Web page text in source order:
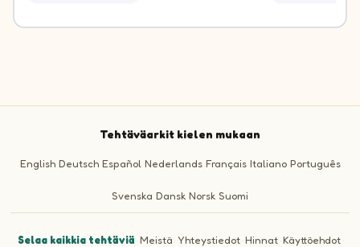
Tehtäväarkit kielen mukaan
English Deutsch Español Nederlands Français Italiano Português
Svenska Dansk Norsk Suomi
Selaa kaikkia tehtäviä ·Meistä ·Yhteystiedot·Hinnat·Käyttöehdot·